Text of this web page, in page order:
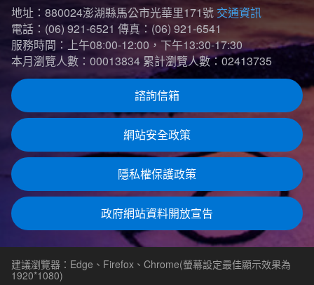
地址：880024澎湖縣馬公市光華里171號 交通資訊
電話：(06) 921-6521 傳真：(06) 921-6541
服務時間：上午08:00-12:00，下午13:30-17:30
本月瀏覽人數：00013834 累計瀏覽人數：02413735
諮詢信箱
網站安全政策
隱私權保護政策
政府網站資料開放宣告
建議瀏覽器：Edge、Firefox、Chrome(螢幕設定最佳顯示效果為
1920*1080)